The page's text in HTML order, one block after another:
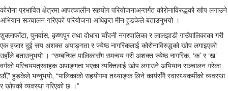
कोरोना प्रभावित क्षेत्रमा आपत्कालीन सहयोग परियोजनाअन्तर्गत कोरोनाविरुद्धको खोप लगाउने
अभियान सञ्चालन गरिएको परियोजना अधिकृत मीन हुडकेले बताउनुभयो ।
शुक्लाफाँटा, पुनर्वास, कृष्णपुर तथा दोधारा चाँदनी नगरपालिका र लालझाडी गाउँपालिकाका गरी
एक हजार दुई सय अशक्त अपाङ्गता र ज्येष्ठ नागरिकलाई कोरोनाविरुद्धको खोप लगाइएको
उहाँले बताउनुभयो । “सम्बन्धित पालिकासँग समन्वय गरी अशक्त ज्येष्ठ नागरिक, ‘क’ र ‘ख’
वर्गको परिचयपत्रवाहक अपाङ्गता भएका व्यक्तिलाई खोप लगाउने अभियान सञ्चालन गरेका
छौँ,” हुडकेले भन्नुभयो, “पालिकाको सहयोगमा तथ्याङ्क लिने कार्यसँगै स्वास्थ्यकर्मीको व्यवस्था
र खोपको व्यवस्था गरिएको छ ।”